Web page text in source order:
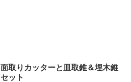
面取りカッターと皿取錐＆埋木錐
セット